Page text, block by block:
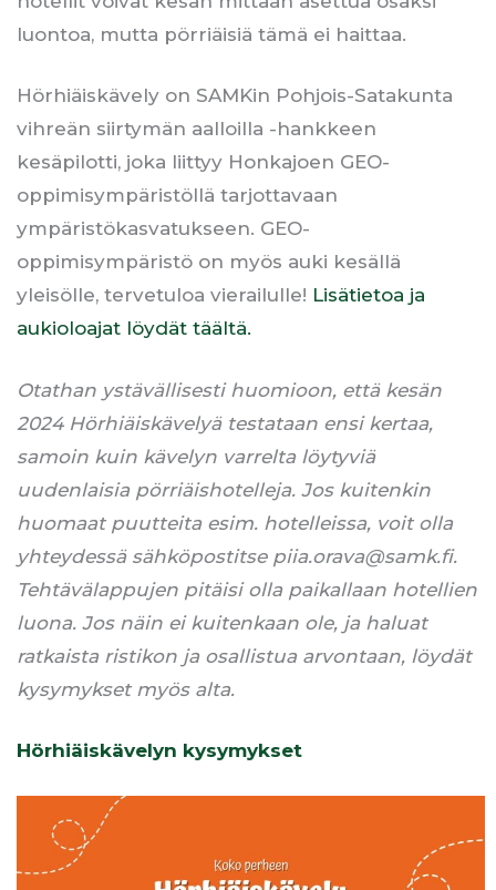
luontoa, mutta pörriäisiä tämä ei haittaa.
Hörhiäiskävely on SAMKin Pohjois-Satakunta
vihreän siirtymän aalloilla -hankkeen
kesäpilotti, joka liittyy Honkajoen GEO-
oppimisympäristöllä tarjottavaan
ympäristökasvatukseen. GEO-
oppimisympäristö on myös auki kesällä
yleisölle, tervetuloa vierailulle! Lisätietoa ja
aukioloajat löydät täältä.
Otathan ystävällisesti huomioon, että kesän
2024 Hörhiäiskävelyä testataan ensi kertaa,
samoin kuin kävelyn varrelta löytyviä
uudenlaisia pörriäishotelleja. Jos kuitenkin
huomaat puutteita esim. hotelleissa, voit olla
yhteydessä sähköpostitse piia.orava@samk.fi.
Tehtävälappujen pitäisi olla paikallaan hotellien
luona. Jos näin ei kuitenkaan ole, ja haluat
ratkaista ristikon ja osallistua arvontaan, löydät
kysymykset myös alta.
Hörhiäiskävelyn kysymykset